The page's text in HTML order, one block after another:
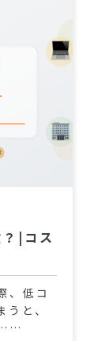
|コス
、低コ
と、
……